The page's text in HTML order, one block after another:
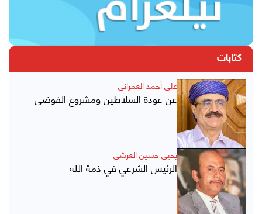
كتابات
علي أحمد العمراني
عن عودة السلاطين ومشروع الفوضى
يحيى حسين العرشي
الرئيس الشرعي في ذمة الله